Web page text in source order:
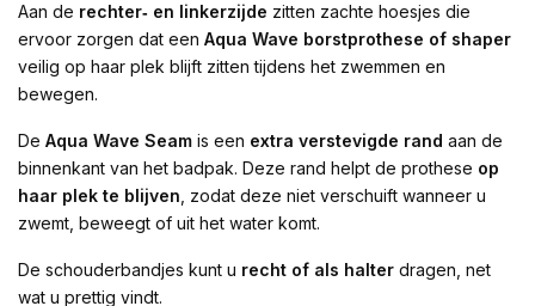
Aan de rechter‑ en linkerzijde zitten zachte hoesjes die
ervoor zorgen dat een Aqua Wave borstprothese of shaper
veilig op haar plek blijft zitten tijdens het zwemmen en
bewegen.
De Aqua Wave Seam is een extra verstevigde rand aan de
binnenkant van het badpak. Deze rand helpt de prothese op
haar plek te blijven , zodat deze niet verschuift wanneer u
zwemt, beweegt of uit het water komt.
De schouderbandjes kunt u recht of als halter dragen, net
wat u prettig vindt.